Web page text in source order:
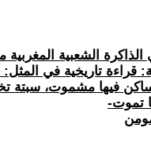
الذاكرة الشعبية
قراءة تاريخية في
فيها مشموت، سبتة
تموت-